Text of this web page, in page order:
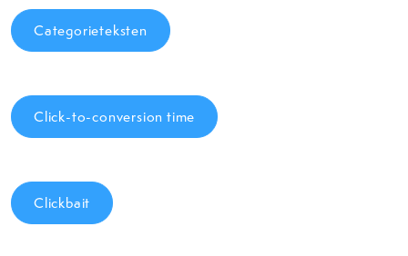
Categorieteksten
Click-to-conversion time
Clickbait